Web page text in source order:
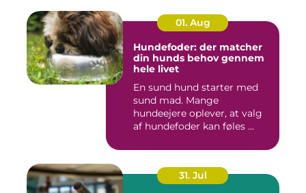
01. Aug
Hundefoder: der matcher
din hunds behov gennem
hele livet
En sund hund starter med
sund mad. Mange
hundeejere oplever, at valg
af hundefoder kan føles ...
31. Jul